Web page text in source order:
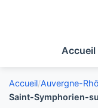
Accueil
Accueil/Auvergne-
Saint-Symphorien-